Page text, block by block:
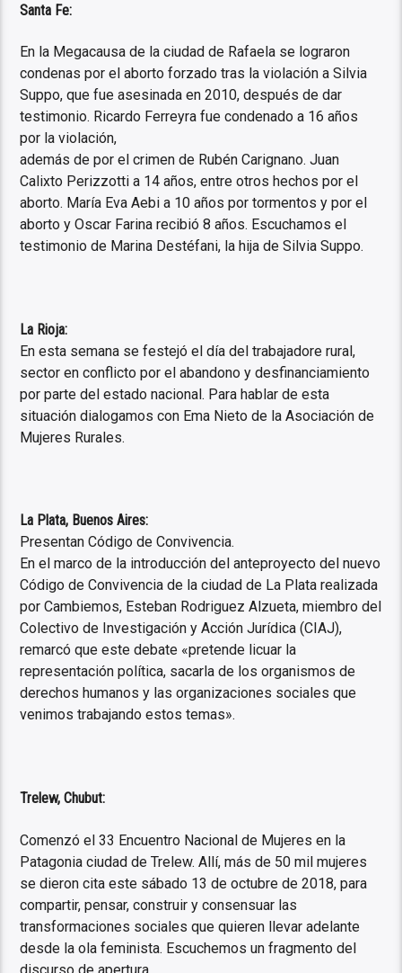
Santa Fe:
En la Megacausa de la ciudad de Rafaela se lograron
condenas por el aborto forzado tras la violación a Silvia
Suppo, que fue asesinada en 2010, después de dar
testimonio. Ricardo Ferreyra fue condenado a 16 años
por la violación,
además de por el crimen de Rubén Carignano. Juan
Calixto Perizzotti a 14 años, entre otros hechos por el
aborto. María Eva Aebi a 10 años por tormentos y por el
aborto y Oscar Farina recibió 8 años. Escuchamos el
testimonio de Marina Destéfani, la hija de Silvia Suppo.
La Rioja:
En esta semana se festejó el día del trabajadore rural,
sector en conflicto por el abandono y desfinanciamiento
por parte del estado nacional. Para hablar de esta
situación dialogamos con Ema Nieto de la Asociación de
Mujeres Rurales.
La Plata, Buenos Aires:
Presentan Código de Convivencia.
En el marco de la introducción del anteproyecto del nuevo
Código de Convivencia de la ciudad de La Plata realizada
por Cambiemos, Esteban Rodriguez Alzueta, miembro del
Colectivo de Investigación y Acción Jurídica (CIAJ),
remarcó que este debate «pretende licuar la
representación política, sacarla de los organismos de
derechos humanos y las organizaciones sociales que
venimos trabajando estos temas».
Trelew, Chubut:
Comenzó el 33 Encuentro Nacional de Mujeres en la
Patagonia ciudad de Trelew. Allí, más de 50 mil mujeres
se dieron cita este sábado 13 de octubre de 2018, para
compartir, pensar, construir y consensuar las
transformaciones sociales que quieren llevar adelante
desde la ola feminista. Escuchemos un fragmento del
discurso de apertura.